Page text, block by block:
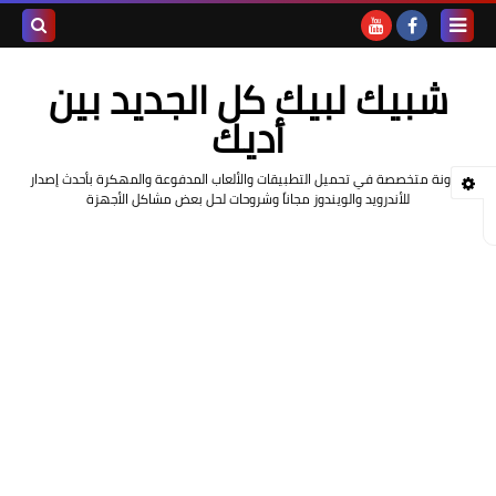
المدونةشبيك لبيك كل الجديد بين
أديك
مدونة متخصصة في تحميل التطبيقات والألعاب المدفوعة والمهكرة بأحدث إصدار
للأندرويد والويندوز مجاناً وشروحات لحل بعض مشاكل الأجهزة